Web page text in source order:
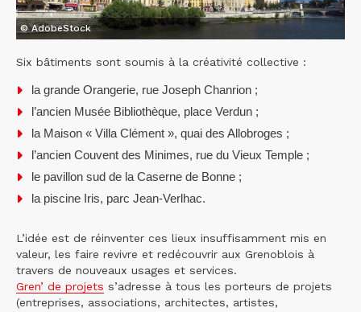
© AdobeStock
Six bâtiments sont soumis à la créativité collective :
la grande Orangerie, rue Joseph Chanrion ;
l’ancien Musée Bibliothèque, place Verdun ;
la Maison « Villa Clément », quai des Allobroges ;
l’ancien Couvent des Minimes, rue du Vieux Temple ;
le pavillon sud de la Caserne de Bonne ;
la piscine Iris, parc Jean-Verlhac.
L’idée est de réinventer ces lieux insuffisamment mis en
valeur, les faire revivre et redécouvrir aux Grenoblois à
travers de nouveaux usages et services.
Gren’ de projets s’adresse à tous les porteurs de projets
(entreprises, associations, architectes, artistes,